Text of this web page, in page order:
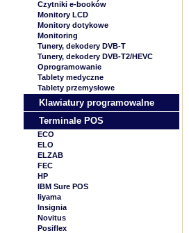
Czytniki e-booków
Monitory LCD
Monitory dotykowe
Monitoring
Tunery, dekodery DVB-T
Tunery, dekodery DVB-T2/HEVC
Oprogramowanie
Tablety medyczne
Tablety przemysłowe
Klawiatury programowalne
Terminale POS
ECO
ELO
ELZAB
FEC
HP
IBM Sure POS
Iiyama
Insignia
Novitus
Posiflex